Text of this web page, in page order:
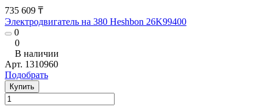
735 609 ₸
Электродвигатель на 380 Heshbon 26K99400
0
0
В наличии
Арт. 1310960
Подобрать
Купить